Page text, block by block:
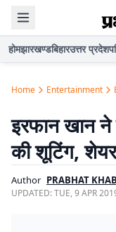
होमझारखण्डबिहारउत्तर प्रदेश
Home Entertainment
इरफान खान ने
की शूटिंग,
Author PRABHAT
UPDATED:TUE, 9 APR